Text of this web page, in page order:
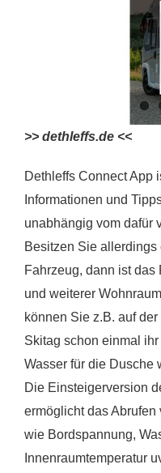
>> dethleffs.de <<
Dethleffs Connect App
Informationen und
unabhängig vom dafür
Besitzen Sie
Fahrzeug, dann ist das
und weiterer
können Sie z.B. auf
Skitag schon einmal
Wasser für die Dusche
Die Einsteigerversion
ermöglicht das
wie Bordspannung,
Innenraumtemperatur